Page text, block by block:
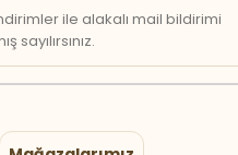
ile alakalı mail bildirimi
sayılırsınız.